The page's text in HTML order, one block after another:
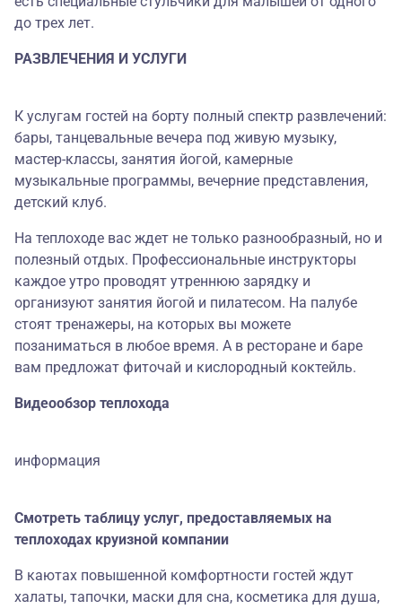
до трех лет.
РАЗВЛЕЧЕНИЯ И УСЛУГИ
К услугам гостей на борту полный спектр развлечений:
бары, танцевальные вечера под живую музыку,
мастер-классы, занятия йогой, камерные
музыкальные программы, вечерние представления,
детский клуб.
На теплоходе вас ждет не только разнообразный, но и
полезный отдых. Профессиональные инструкторы
каждое утро проводят утреннюю зарядку и
организуют занятия йогой и пилатесом. На палубе
стоят тренажеры, на которых вы можете
позаниматься в любое время. А в ресторане и баре
вам предложат фиточай и кислородный коктейль.
Видеообзор теплохода
информация
Смотреть таблицу услуг, предоставляемых на
теплоходах круизной компании
В каютах повышенной комфортности гостей ждут
халаты, тапочки, маски для сна, косметика для душа,